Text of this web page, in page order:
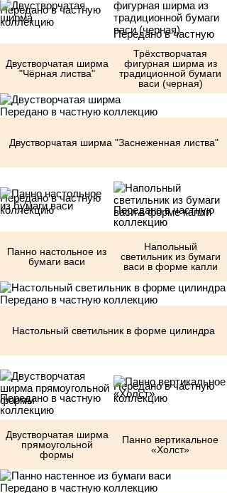
Передано в частную
коллекцию
Двустворчатая ширма
"Чёрная листва"
Передано в частную
коллекцию
Трёхстворчатая
фигурная ширма из
традиционной бумаги
васи (черная)
Передано в частную коллекцию
Двустворчатая ширма "Заснеженная листва"
Передано в частную
коллекцию
Панно настольное из
бумаги васи
Передано в частную
коллекцию
Напольный
светильник из бумаги
васи в форме капли
Передано в частную коллекцию
Настольный светильник в форме цилиндра
Передано в частную
коллекцию
Двустворчатая ширма
прямоугольной
формы
Передано в частную
коллекцию
Панно вертикальное
«Холст»
Передано в частную коллекцию